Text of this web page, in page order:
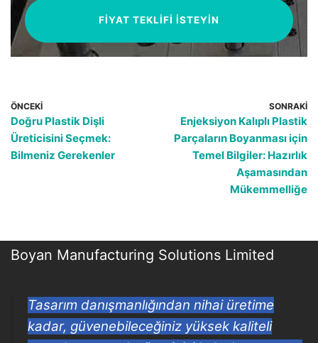
FIYAT TEKLIFI ISTEYIN
ÖNCEKI
Doğru Plastik Dişli
Üreticisini Seçmek:
Bilmeniz Gerekenler
SONRAKI
Enjeksiyon Kalıplı Plastik
Parçaların Boyanması için
Temel Bilgiler: Hazırlık
Aşamasından
Mükemmelliğe
Boyan Manufacturing Solutions Limited
Tasarım danışmanlığından nihai üretime
kadar, güvenebileceğiniz yüksek kaliteli